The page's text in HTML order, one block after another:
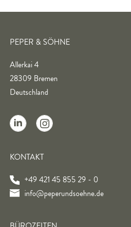
PEPER & SÖHNE
Allerkai 4
28309 Bremen
Deutschland
KONTAKT
+49 421 45 855 29 - 0
info@peperundsoehne.de